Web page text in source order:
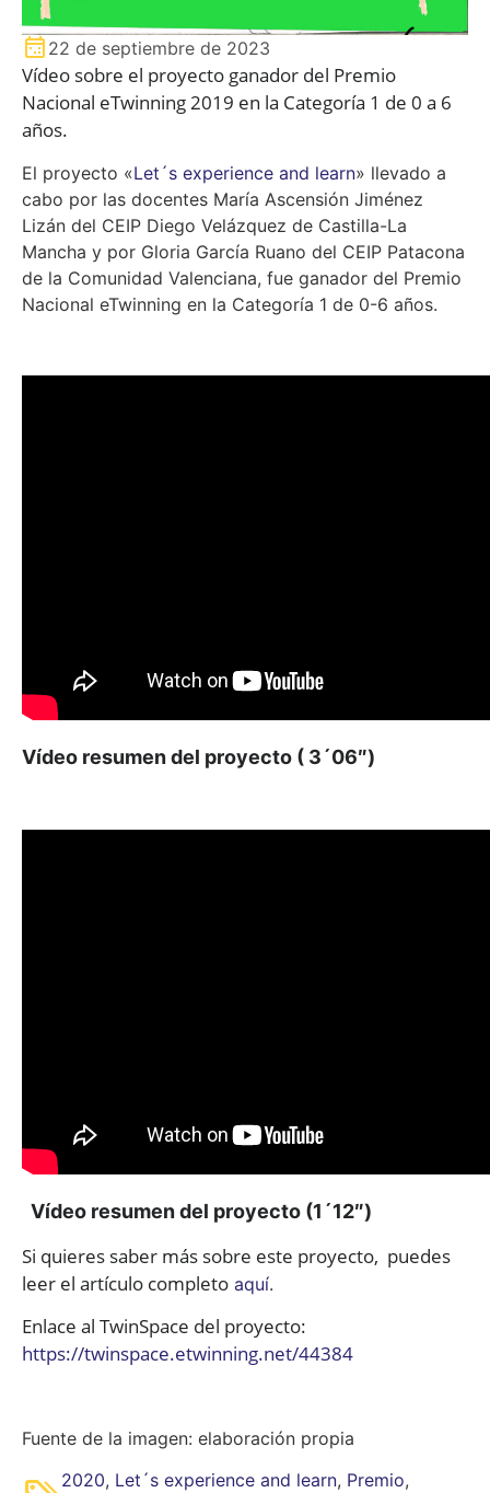
22 de septiembre de 2023
Vídeo sobre el proyecto ganador del Premio
Nacional eTwinning 2019 en la Categoría 1 de 0 a 6
años.
El proyecto «Let´s experience and learn» llevado a
cabo por las docentes María Ascensión Jiménez
Lizán del CEIP Diego Velázquez de Castilla-La
Mancha y por Gloria García Ruano del CEIP Patacona
de la Comunidad Valenciana, fue ganador del Premio
Nacional eTwinning en la Categoría 1 de 0-6 años.
Vídeo resumen del proyecto ( 3´06″)
Vídeo resumen del proyecto (1´12″)
Si quieres saber más sobre este proyecto, puedes
leer el artículo completo aquí.
Enlace al TwinSpace del proyecto:
https://twinspace.etwinning.net/44384
Fuente de la imagen: elaboración propia
2020, Let´s experience and learn, Premio,